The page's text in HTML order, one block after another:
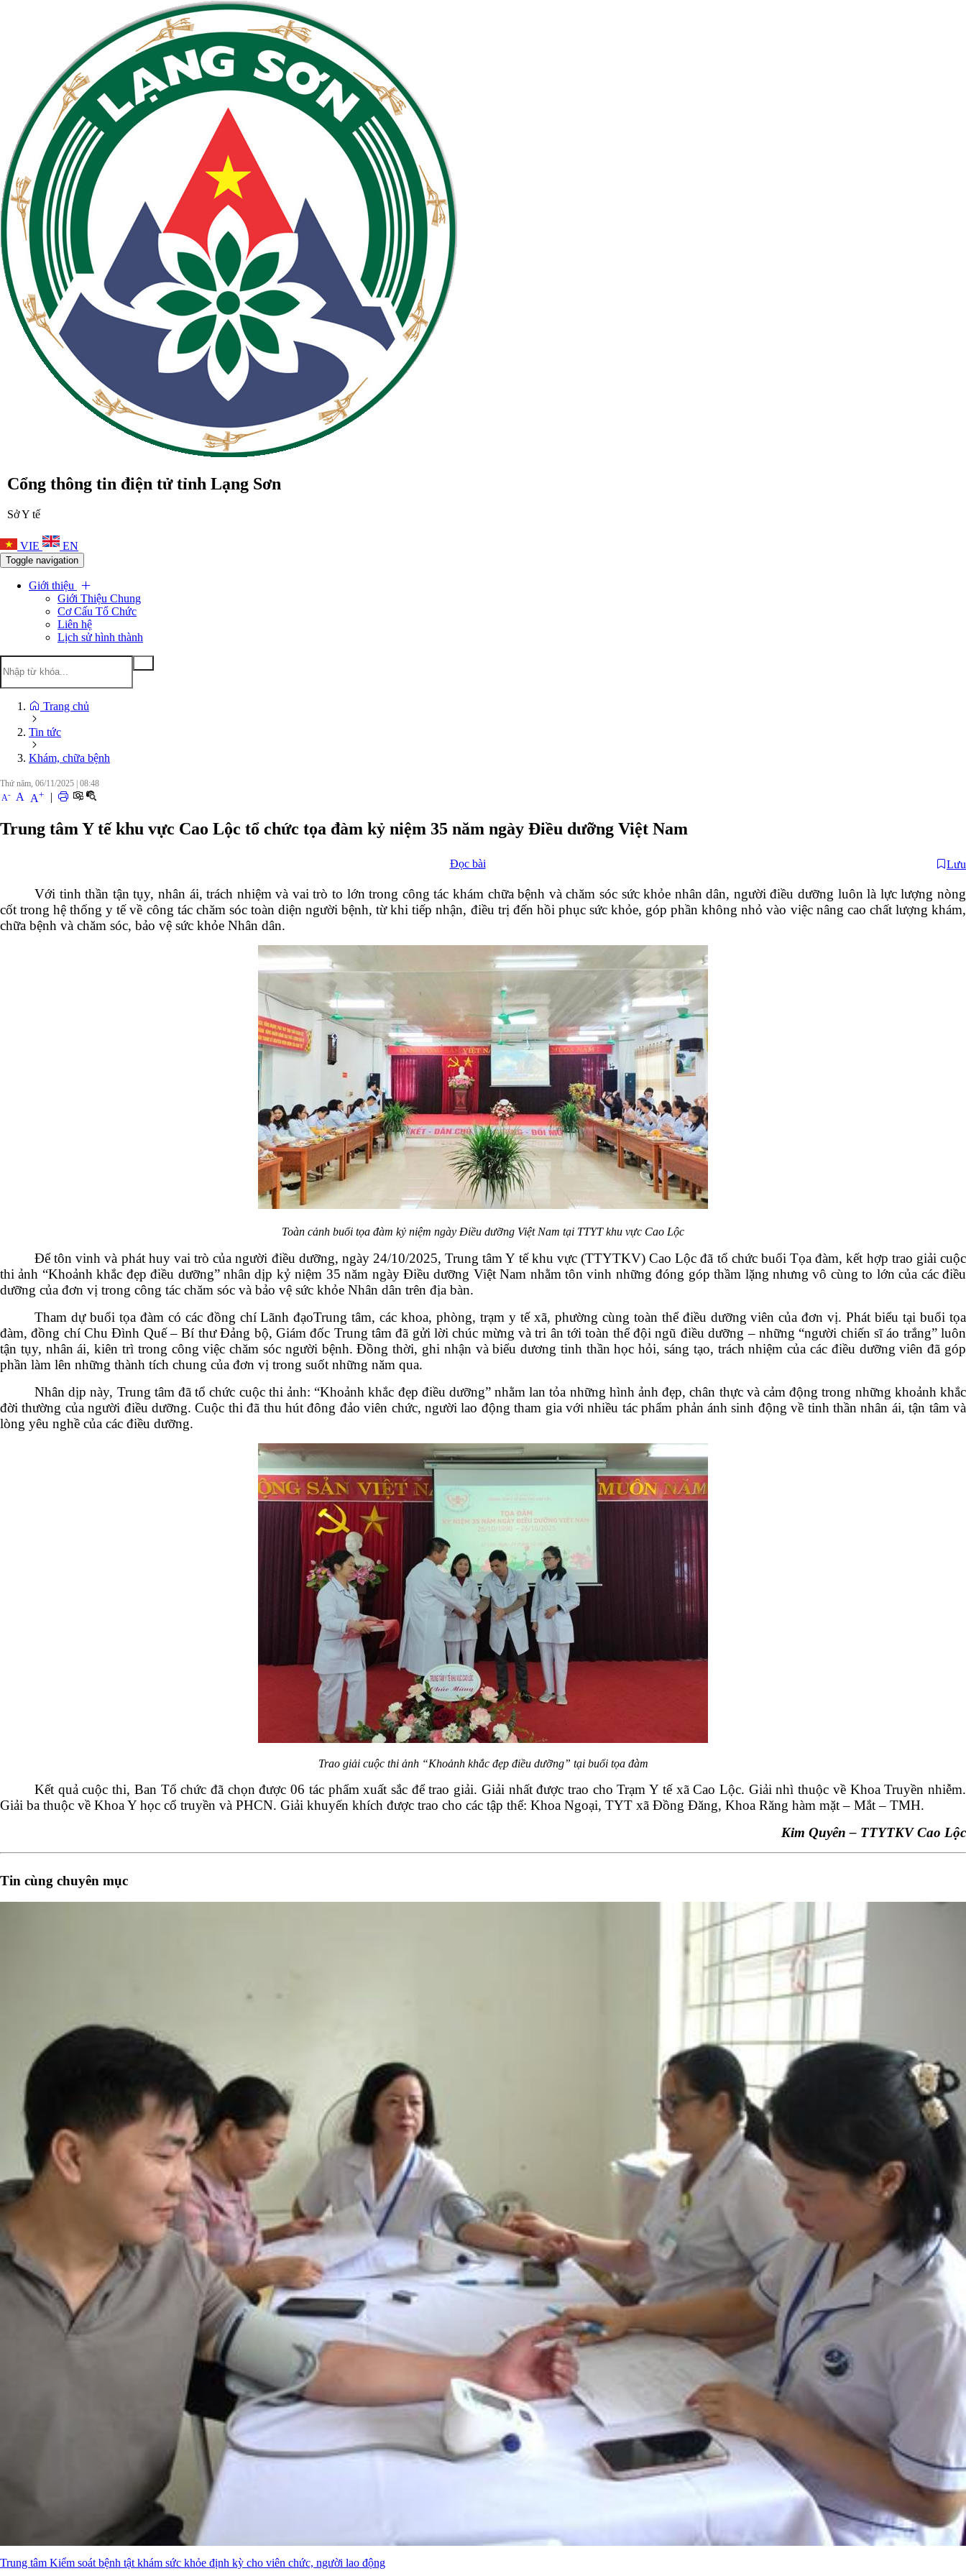
Cổng thông tin điện tử tỉnh Lạng Sơn
Sở Y tế
VIE EN
Toggle navigation
Giới thiệu
Giới Thiệu Chung
Cơ Cấu Tổ Chức
Liên hệ
Lịch sử hình thành
Trang chủ
Tin tức
Khám, chữa bệnh
Thứ năm, 06/11/2025 | 08:48
A- A A+ |
Trung tâm Y tế khu vực Cao Lộc tổ chức tọa đàm kỷ niệm 35 năm ngày Điều dưỡng Việt Nam
Đọc bài Lưu
Với tinh thần tận tụy, nhân ái, trách nhiệm và vai trò to lớn trong công tác khám chữa bệnh và chăm sóc sức khỏe nhân dân, người điều dưỡng luôn là lực lượng nòng
cốt trong hệ thống y tế về công tác chăm sóc toàn diện người bệnh, từ khi tiếp nhận, điều trị đến hồi phục sức khỏe, góp phần không nhỏ vào việc nâng cao chất lượng khám,
chữa bệnh và chăm sóc, bảo vệ sức khỏe Nhân dân.
Toàn cảnh buổi tọa đàm kỷ niệm ngày Điều dưỡng Việt Nam tại TTYT khu vực Cao Lộc
Để tôn vinh và phát huy vai trò của người điều dưỡng, ngày 24/10/2025, Trung tâm Y tế khu vực (TTYTKV) Cao Lộc đã tổ chức buổi Tọa đàm, kết hợp trao giải cuộc
thi ảnh “Khoảnh khắc đẹp điều dưỡng” nhân dịp kỷ niệm 35 năm ngày Điều dưỡng Việt Nam nhằm tôn vinh những đóng góp thầm lặng nhưng vô cùng to lớn của các điều
dưỡng của đơn vị trong công tác chăm sóc và bảo vệ sức khỏe Nhân dân trên địa bàn.
Tham dự buổi tọa đàm có các đồng chí Lãnh đạoTrung tâm, các khoa, phòng, trạm y tế xã, phường cùng toàn thể điều dưỡng viên của đơn vị. Phát biểu tại buổi tọa
đàm, đồng chí Chu Đình Quế – Bí thư Đảng bộ, Giám đốc Trung tâm đã gửi lời chúc mừng và tri ân tới toàn thể đội ngũ điều dưỡng – những “người chiến sĩ áo trắng” luôn
tận tụy, nhân ái, kiên trì trong công việc chăm sóc người bệnh. Đồng thời, ghi nhận và biểu dương tinh thần học hỏi, sáng tạo, trách nhiệm của các điều dưỡng viên đã góp
phần làm lên những thành tích chung của đơn vị trong suốt những năm qua.
Nhân dịp này, Trung tâm đã tổ chức cuộc thi ảnh: “Khoảnh khắc đẹp điều dưỡng” nhằm lan tỏa những hình ảnh đẹp, chân thực và cảm động trong những khoảnh khắc
đời thường của người điều dưỡng. Cuộc thi đã thu hút đông đảo viên chức, người lao động tham gia với nhiều tác phẩm phản ánh sinh động về tinh thần nhân ái, tận tâm và
lòng yêu nghề của các điều dưỡng.
Trao giải cuộc thi ảnh “Khoảnh khắc đẹp điều dưỡng” tại buổi tọa đàm
Kết quả cuộc thi, Ban Tổ chức đã chọn được 06 tác phẩm xuất sắc để trao giải. Giải nhất được trao cho Trạm Y tế xã Cao Lộc. Giải nhì thuộc về Khoa Truyền nhiễm.
Giải ba thuộc về Khoa Y học cổ truyền và PHCN. Giải khuyến khích được trao cho các tập thể: Khoa Ngoại, TYT xã Đồng Đăng, Khoa Răng hàm mặt – Mắt – TMH.
Kim Quyên – TTYTKV Cao Lộc
Tin cùng chuyên mục
Trung tâm Kiểm soát bệnh tật khám sức khỏe định kỳ cho viên chức, người lao động